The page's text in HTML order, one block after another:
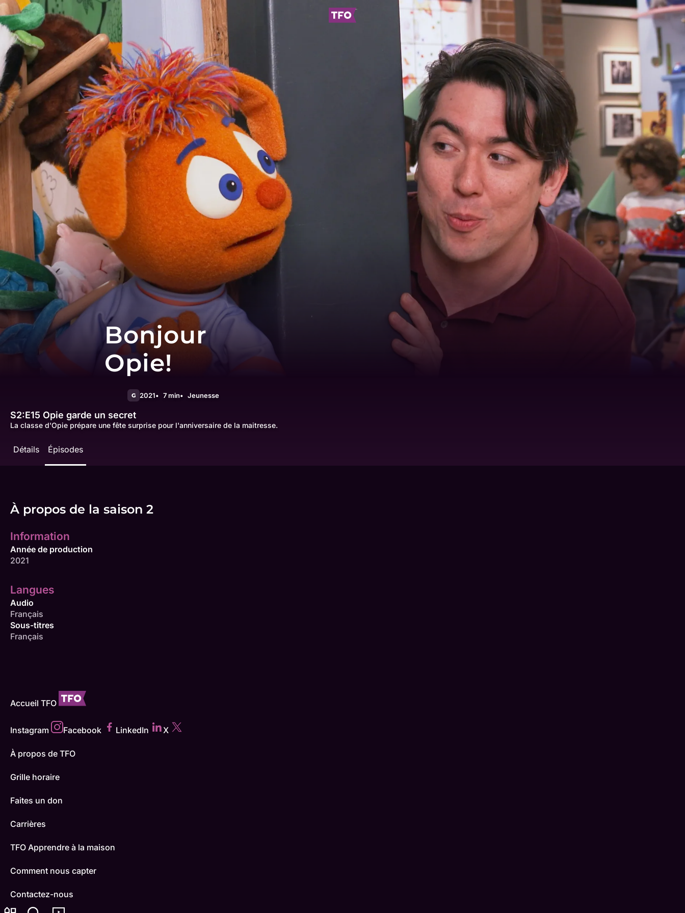
Bonjour
Opie!
G 2021 7 min Jeunesse
S2:E15 Opie garde un secret
La classe d'Opie prépare une fête surprise pour l'anniversaire de la maitresse.
Détails Épisodes
À propos de la saison 2
Information
Année de production
2021
Langues
Audio
Français
Sous-titres
Français
Accueil TFO
Instagram Facebook LinkedIn X
À propos de TFO
Grille horaire
Faites un don
Carrières
TFO Apprendre à la maison
Comment nous capter
Contactez-nous